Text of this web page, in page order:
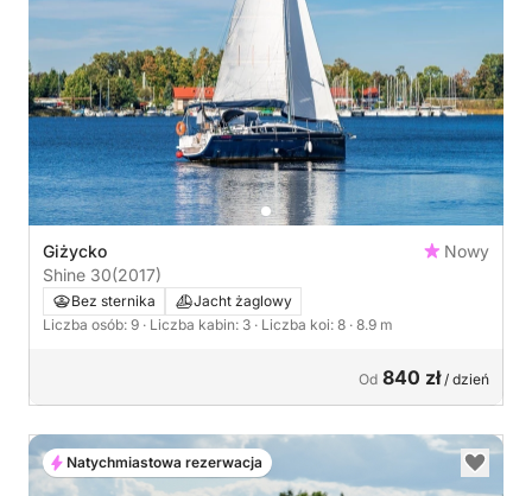
Giżycko
Nowy
Shine 30(2017)
Bez sternika
Jacht żaglowy
Liczba osób: 9 · Liczba kabin: 3 · Liczba koi: 8 · 8.9 m
Od 840 zł/ dzień
Natychmiastowa rezerwacja